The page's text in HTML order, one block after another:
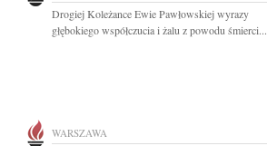
Drogiej Koleżance Ewie Pawłowskiej wyrazy
głębokiego współczucia i żalu z powodu śmierci...
WARSZAWA